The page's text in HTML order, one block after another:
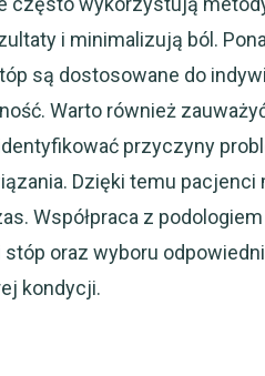
i minimalizują ból.
są dostosowane do
Warto również
przyczyny
Dzięki temu
Współpraca z
oraz wyboru
kondycji.